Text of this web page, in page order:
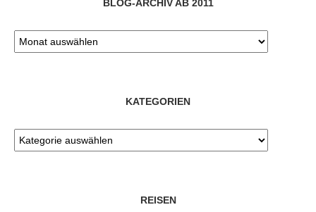
BLOG-ARCHIV AB 2011
KATEGORIEN
REISEN